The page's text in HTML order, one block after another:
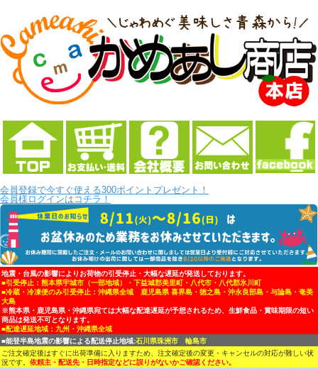
会員登録で今すぐ使える300ポイントプレゼント！
会員様ログインはコチラ！
地震・台風の影響によりお荷物の引受停止・大幅な遅延が発送しております。
■引受停止：熊本県宇城市（一部地域）・下益城郡美里町・八代市・八代郡氷川町
■冷蔵・冷凍便のみ引受停止：沖縄県全域 鹿児島県 喜界島・徳之島・沖永良部島・与論島・奄美
大島
※熊本県・鹿児島県・沖縄県宛ては大幅な配達遅延が予想されるため、生鮮食品・賞味期限の短い
商品は発送不可となります。
■配達遅延地域：九州・沖縄県全域
■能登半島地震の影響による配送停止地域:石川県珠洲市 輪島市
ご注文確定後はすぐに出荷準備に入りますため、注文確定後の変更・キャンセルの対応が難しい状
況です。 依頼主・配送先・日時指定などに誤りがないかご確認ください。